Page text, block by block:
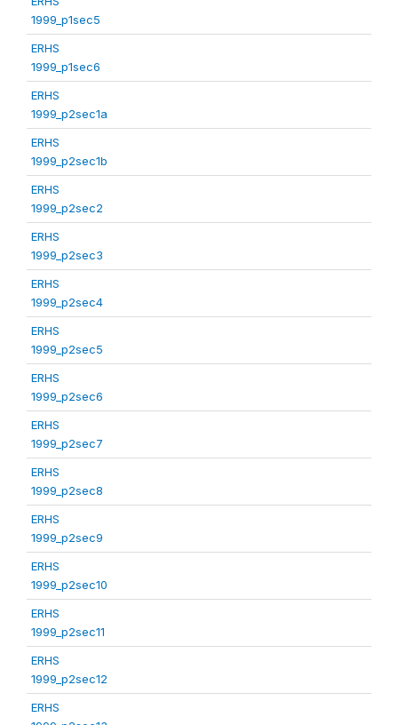
1999_p1sec5
ERHS
1999_p1sec6
ERHS
1999_p2sec1a
ERHS
1999_p2sec1b
ERHS
1999_p2sec2
ERHS
1999_p2sec3
ERHS
1999_p2sec4
ERHS
1999_p2sec5
ERHS
1999_p2sec6
ERHS
1999_p2sec7
ERHS
1999_p2sec8
ERHS
1999_p2sec9
ERHS
1999_p2sec10
ERHS
1999_p2sec11
ERHS
1999_p2sec12
ERHS